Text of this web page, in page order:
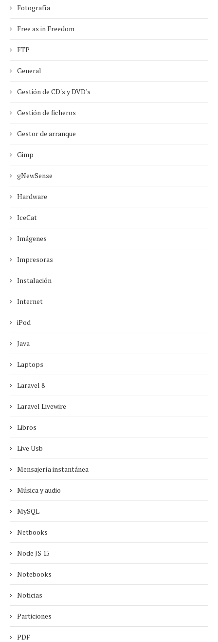
Fotografía
Free as in Freedom
FTP
General
Gestión de CD's y DVD's
Gestión de ficheros
Gestor de arranque
Gimp
gNewSense
Hardware
IceCat
Imágenes
Impresoras
Instalación
Internet
iPod
Java
Laptops
Laravel 8
Laravel Livewire
Libros
Live Usb
Mensajería instantánea
Música y audio
MySQL
Netbooks
Node JS 15
Notebooks
Noticias
Particiones
PDF